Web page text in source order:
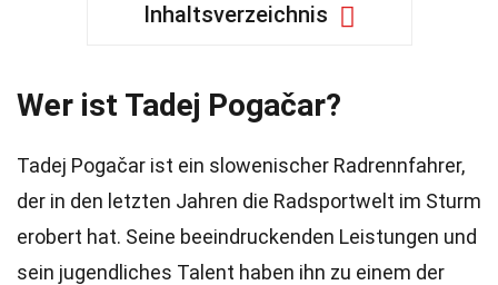
Inhaltsverzeichnis
Wer ist Tadej Pogačar?
Tadej Pogačar ist ein slowenischer Radrennfahrer,
der in den letzten Jahren die Radsportwelt im Sturm
erobert hat. Seine beeindruckenden Leistungen und
sein jugendliches Talent haben ihn zu einem der